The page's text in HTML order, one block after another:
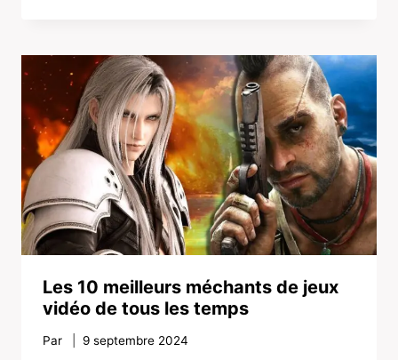
Les 10 meilleurs méchants de jeux
vidéo de tous les temps
Par 9 septembre 2024